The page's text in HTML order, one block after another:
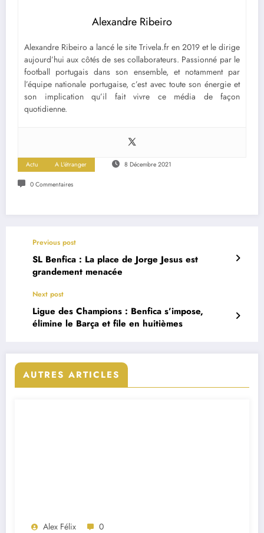
Alexandre Ribeiro
Alexandre Ribeiro a lancé le site Trivela.fr en 2019 et le dirige
aujourd’hui aux côtés de ses collaborateurs. Passionné par le
football portugais dans son ensemble, et notamment par
l’équipe nationale portugaise, c’est avec toute son énergie et
son implication qu’il fait vivre ce média de façon
quotidienne.
Actu A L'étranger 8 Décembre 2021
0 Commentaires
Previous post
SL Benfica : La place de Jorge Jesus est
grandement menacée
Next post
Ligue des Champions : Benfica s’impose,
élimine le Barça et file en huitièmes
AUTRES ARTICLES
Alex Félix 0